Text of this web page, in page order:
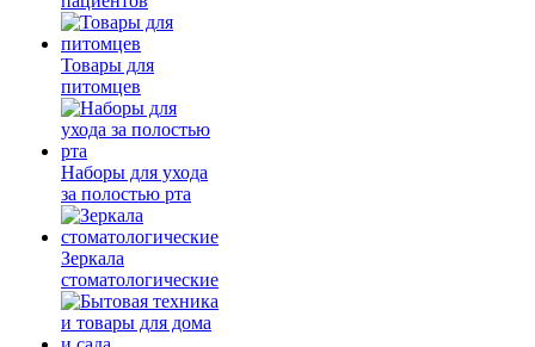
Товары для
питомцев
Наборы для ухода
за полостью рта
Зеркала
стоматологические